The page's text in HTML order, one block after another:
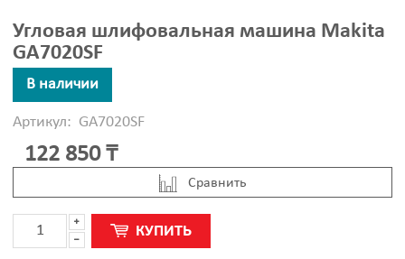
Угловая шлифовальная машина Makita
GA7020SF
В наличии
Артикул: GA7020SF
122 850 ₸
Cравнить
КУПИТЬ